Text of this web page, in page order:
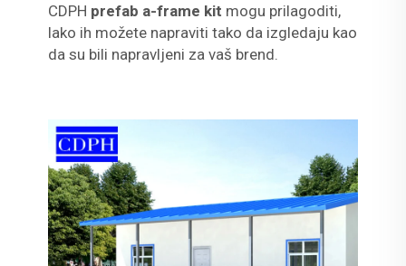
CDPH prefab a-frame kit mogu prilagoditi,
lako ih možete napraviti tako da izgledaju kao
da su bili napravljeni za vaš brend.